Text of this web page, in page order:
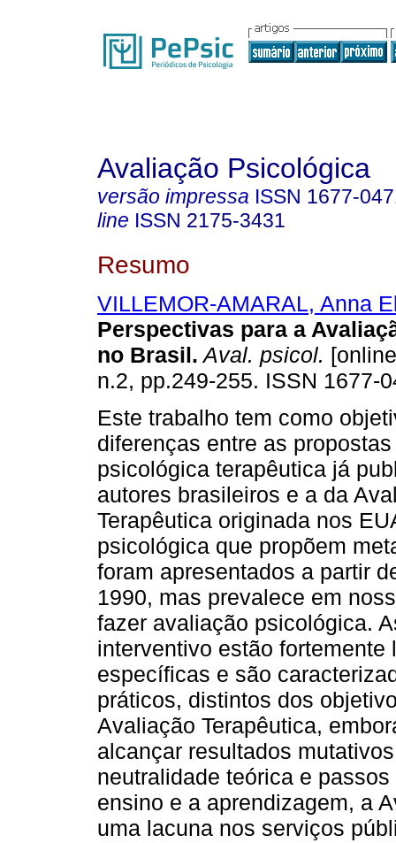
Avaliação Psicológica
versão impressa ISSN 1677-
line ISSN 2175-3431
Resumo
VILLEMOR-AMARAL, Anna
Perspectivas para a
no Brasil. Aval. psicol.
n.2, pp.249-255. ISSN 1677-
Este trabalho tem como
diferenças entre as
psicológica terapêutica já
autores brasileiros e a da
Terapêutica originada nos
psicológica que propõem
foram apresentados a partir
1990, mas prevalece em
fazer avaliação psicológica.
interventivo estão
específicas e são
práticos, distintos dos
Avaliação Terapêutica,
alcançar resultados
neutralidade teórica e
ensino e a aprendizagem, a
uma lacuna nos serviços